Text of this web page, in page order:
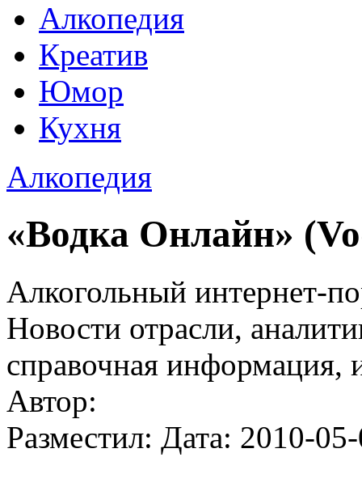
Алкопедия
Креатив
Юмор
Кухня
Алкопедия
«Водка Онлайн»
Алкогольный интернет-
Новости отрасли,
справочная информация,
Автор:
Разместил: Дата: 2010-